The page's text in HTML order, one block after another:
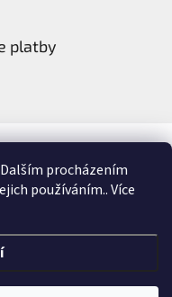
procházením
používáním.. Více
platby
&